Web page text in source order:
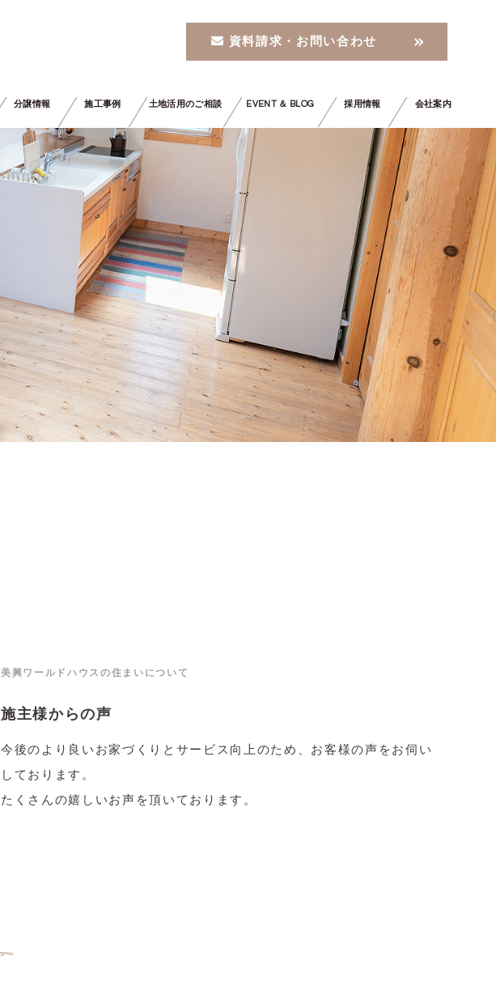
資料請求・お問い合わせ
分譲情報 施工事例 土地活用のご相談 EVENT ＆ BLOG 採用情報 会社案内
美興ワールドハウスの住まいについて
施主様からの声
今後のより良いお家づくりとサービス向上のため、お客様の声をお伺い
しております。
たくさんの嬉しいお声を頂いております。